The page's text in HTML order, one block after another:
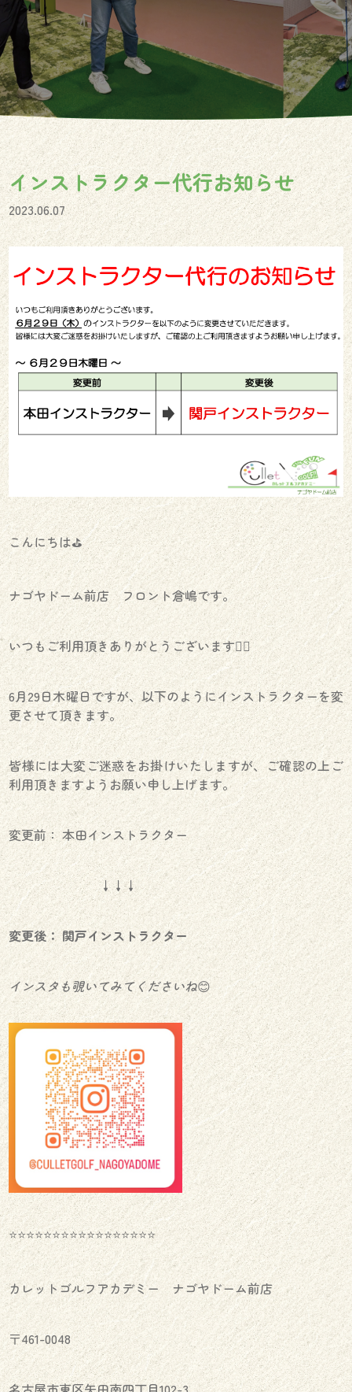
インストラクター代行お知らせ
2023.06.07
こんにちは⛳️
ナゴヤドーム前店 フロント倉嶋です。
いつもご利用頂きありがとうございます🙇‍♀️
6月29日木曜日ですが、以下のようにインストラクターを変
更させて頂きます。
皆様には大変ご迷惑をお掛けいたしますが、ご確認の上ご
利用頂きますようお願い申し上げます。
変更前： 本田インストラクター
↓↓↓
変更後： 関戸インストラクター
インスタも覗いてみてくださいね😊
⭐️⭐️⭐️⭐️⭐️⭐️⭐️⭐️⭐️⭐️⭐️⭐️⭐️⭐️⭐️⭐️⭐️
カレットゴルフアカデミー ナゴヤドーム前店
〒461-0048